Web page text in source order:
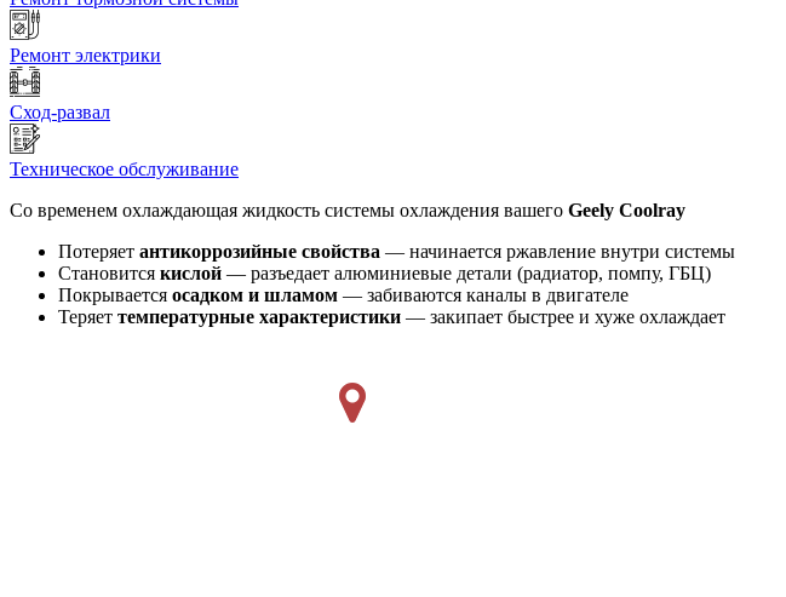
Ремонт электрики
Сход-развал
Техническое обслуживание
Со временем охлаждающая жидкость системы охлаждения вашего Geely Coolray
Потеряет антикоррозийные свойства — начинается ржавление внутри системы
Становится кислой — разъедает алюминиевые детали (радиатор, помпу, ГБЦ)
Покрывается осадком и шламом — забиваются каналы в двигателе
Теряет температурные характеристики — закипает быстрее и хуже охлаждает